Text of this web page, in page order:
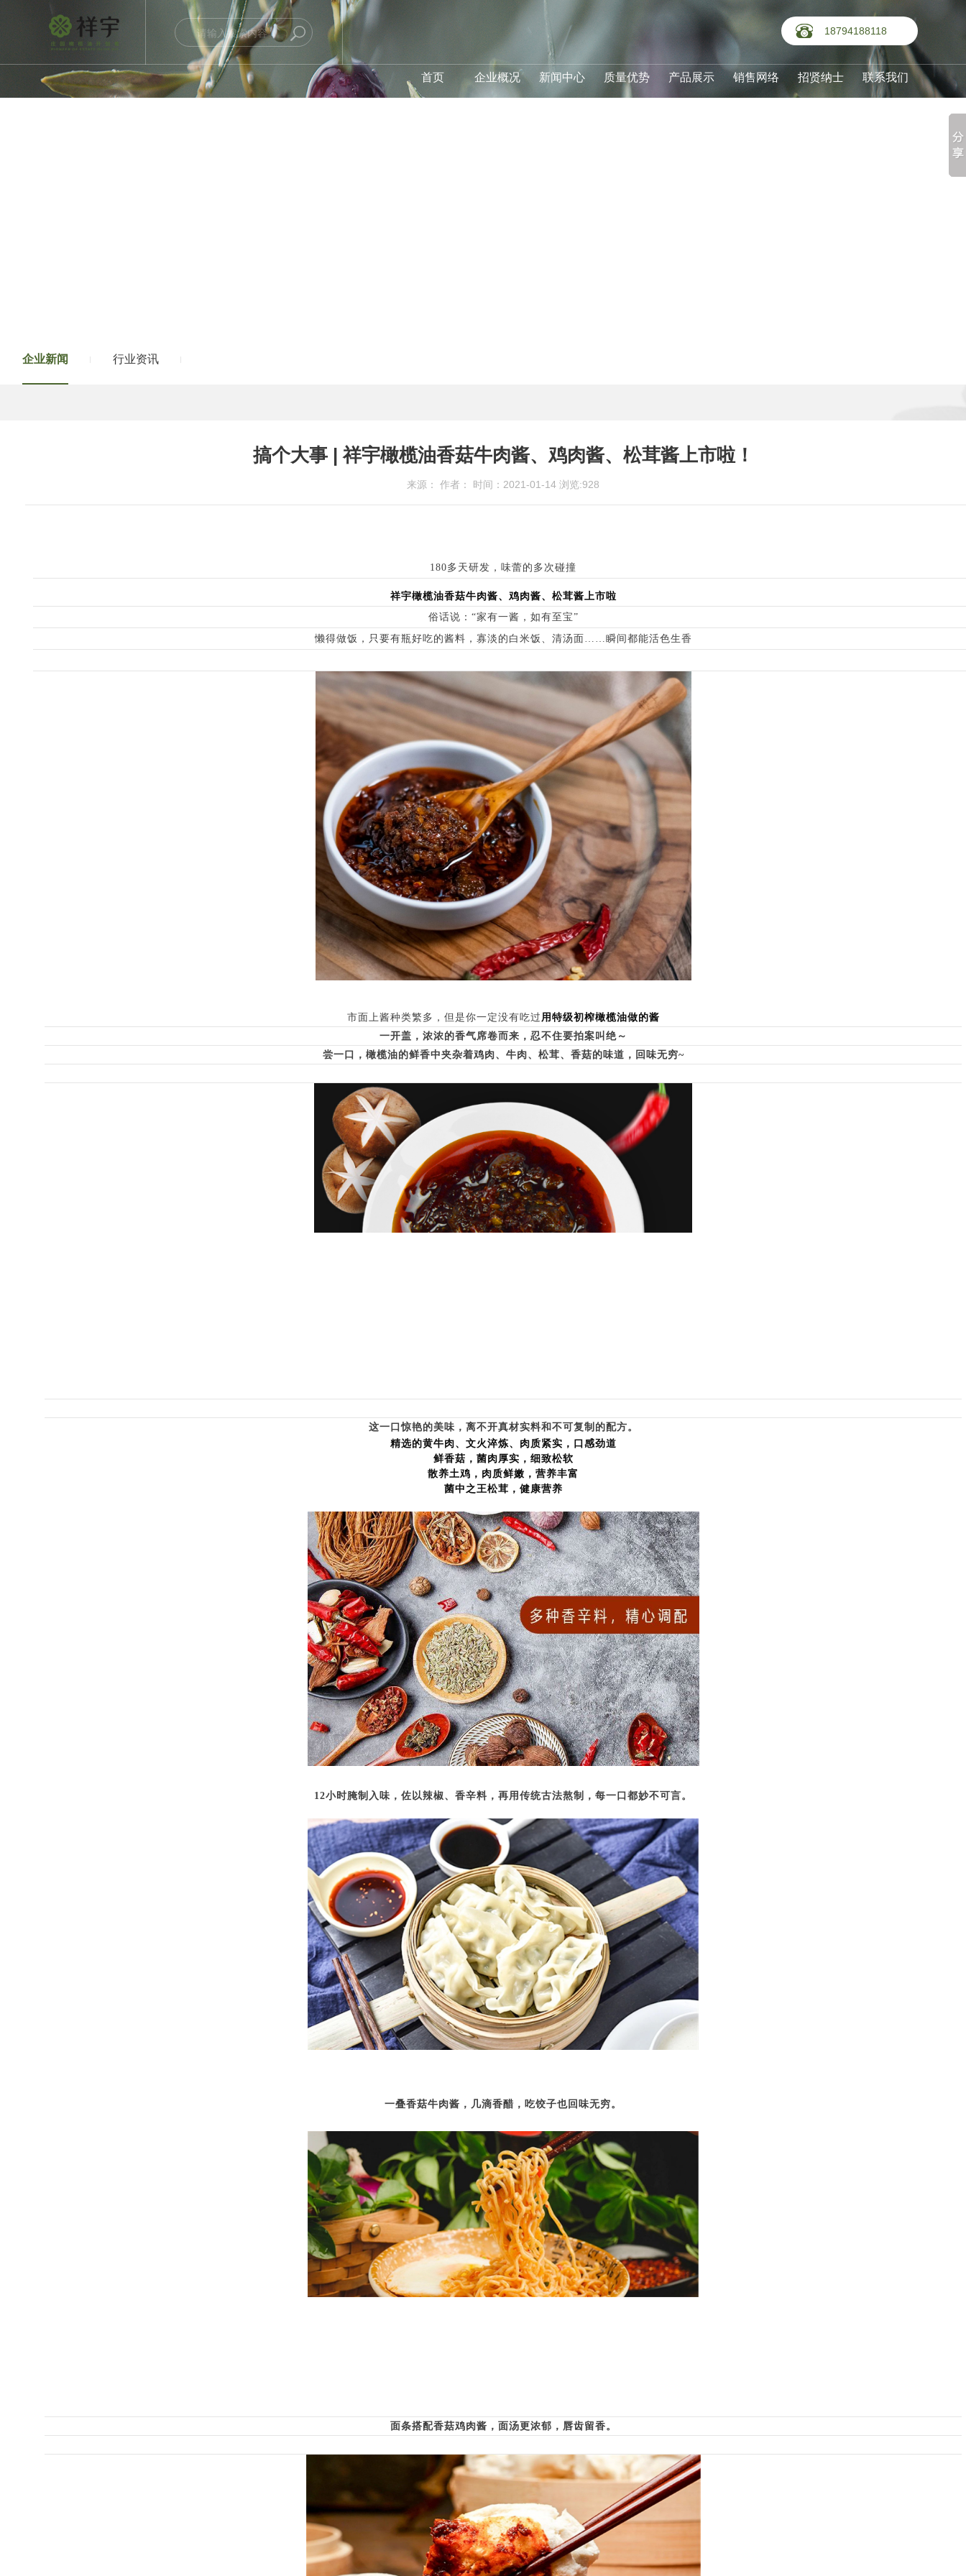
18794188118
首页 企业概况 新闻中心 质量优势 产品展示 销售网络 招贤纳士 联系我们
企业新闻 行业资讯
搞个大事 | 祥宇橄榄油香菇牛肉酱、鸡肉酱、松茸酱上市啦！
来源： 作者： 时间：2021-01-14 浏览:928
180多天研发，味蕾的多次碰撞
祥宇橄榄油香菇牛肉酱、鸡肉酱、松茸酱上市啦
俗话说：“家有一酱，如有至宝”
懒得做饭，只要有瓶好吃的酱料，寡淡的白米饭、清汤面……瞬间都能活色生香
市面上酱种类繁多，但是你一定没有吃过 用特级初榨橄榄油做的酱
一开盖，浓浓的香气席卷而来，忍不住要拍案叫绝～
尝一口，橄榄油的鲜香中夹杂着鸡肉、牛肉、松茸、香菇的味道，回味无穷~
这一口惊艳的美味，离不开真材实料和不可复制的配方。
精选的黄牛肉、文火淬炼、肉质紧实，口感劲道
鲜香菇，菌肉厚实，细致松软
散养土鸡，肉质鲜嫩，营养丰富
菌中之王松茸，健康营养
12小时腌制入味，佐以辣椒、香辛料， 再用传统古法熬制，每一口都妙不可言。
一叠香菇牛肉酱，几滴香醋，吃饺子也回味无穷。
面条搭配香菇鸡肉酱，面汤更浓郁，唇齿留香。